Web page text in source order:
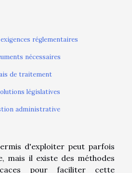
réglementaires
nécessaires
de traitement
législatives
administrative
d'exploiter peut parfois
mais il existe des méthodes
pour faciliter cette